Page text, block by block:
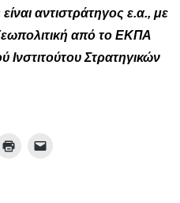
αντιστράτηγος ε.α., με
από το ΕΚΠΑ
Ινστιτούτου Στρατηγικών